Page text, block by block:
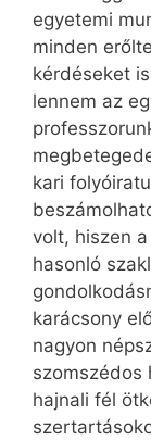
egyetemi
minden
kérdéseket
lennem az
kari
volt, hiszen
hasonló
karácsony
nagyon
szomszédos
hajnali fél